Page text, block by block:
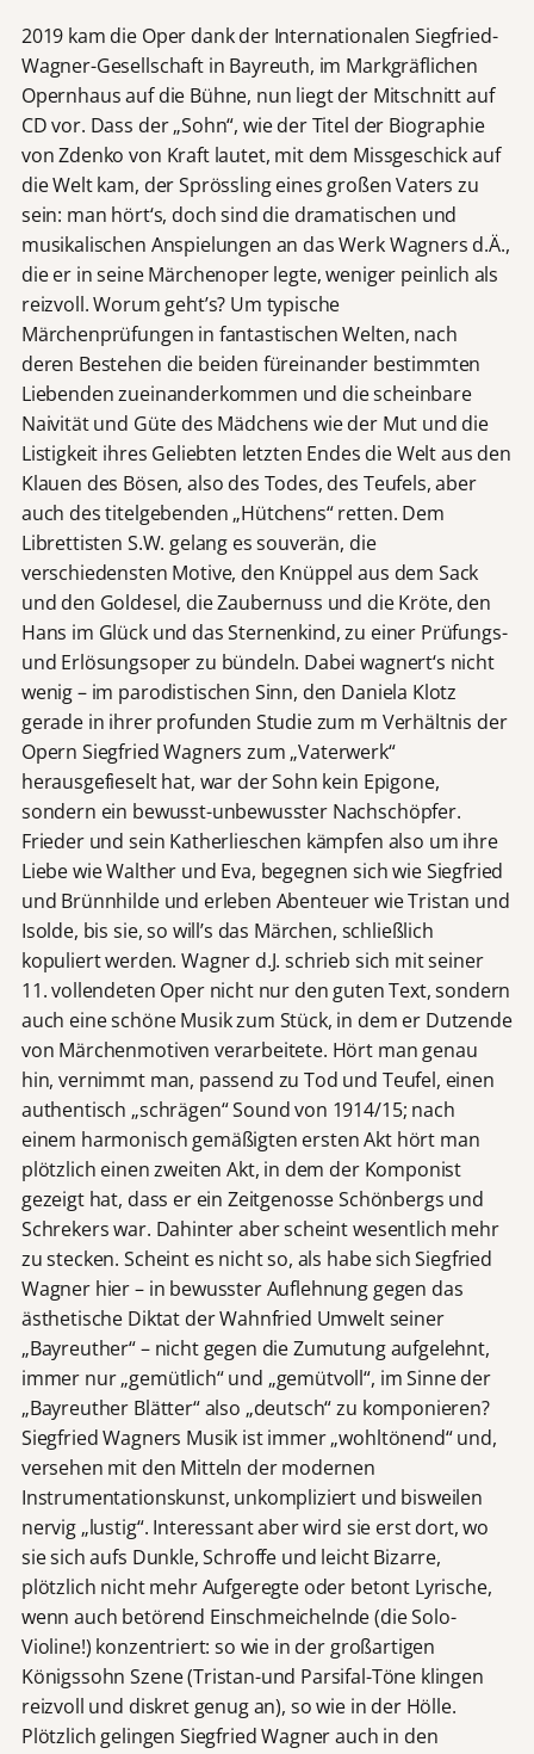
2019 kam die Oper dank der Internationalen Siegfried-
Wagner-Gesellschaft in Bayreuth, im Markgräflichen
Opernhaus auf die Bühne, nun liegt der Mitschnitt auf
CD vor. Dass der „Sohn“, wie der Titel der Biographie
von Zdenko von Kraft lautet, mit dem Missgeschick auf
die Welt kam, der Sprössling eines großen Vaters zu
sein: man hört‘s, doch sind die dramatischen und
musikalischen Anspielungen an das Werk Wagners d.Ä.,
die er in seine Märchenoper legte, weniger peinlich als
reizvoll. Worum geht’s? Um typische
Märchenprüfungen in fantastischen Welten, nach
deren Bestehen die beiden füreinander bestimmten
Liebenden zueinanderkommen und die scheinbare
Naivität und Güte des Mädchens wie der Mut und die
Listigkeit ihres Geliebten letzten Endes die Welt aus den
Klauen des Bösen, also des Todes, des Teufels, aber
auch des titelgebenden „Hütchens“ retten. Dem
Librettisten S.W. gelang es souverän, die
verschiedensten Motive, den Knüppel aus dem Sack
und den Goldesel, die Zaubernuss und die Kröte, den
Hans im Glück und das Sternenkind, zu einer Prüfungs-
und Erlösungsoper zu bündeln. Dabei wagnert‘s nicht
wenig – im parodistischen Sinn, den Daniela Klotz
gerade in ihrer profunden Studie zum m Verhältnis der
Opern Siegfried Wagners zum „Vaterwerk“
herausgefieselt hat, war der Sohn kein Epigone,
sondern ein bewusst-unbewusster Nachschöpfer.
Frieder und sein Katherlieschen kämpfen also um ihre
Liebe wie Walther und Eva, begegnen sich wie Siegfried
und Brünnhilde und erleben Abenteuer wie Tristan und
Isolde, bis sie, so will’s das Märchen, schließlich
kopuliert werden. Wagner d.J. schrieb sich mit seiner
11. vollendeten Oper nicht nur den guten Text, sondern
auch eine schöne Musik zum Stück, in dem er Dutzende
von Märchenmotiven verarbeitete. Hört man genau
hin, vernimmt man, passend zu Tod und Teufel, einen
authentisch „schrägen“ Sound von 1914/15; nach
einem harmonisch gemäßigten ersten Akt hört man
plötzlich einen zweiten Akt, in dem der Komponist
gezeigt hat, dass er ein Zeitgenosse Schönbergs und
Schrekers war. Dahinter aber scheint wesentlich mehr
zu stecken. Scheint es nicht so, als habe sich Siegfried
Wagner hier – in bewusster Auflehnung gegen das
ästhetische Diktat der Wahnfried Umwelt seiner
„Bayreuther“ – nicht gegen die Zumutung aufgelehnt,
immer nur „gemütlich“ und „gemütvoll“, im Sinne der
„Bayreuther Blätter“ also „deutsch“ zu komponieren?
Siegfried Wagners Musik ist immer „wohltönend“ und,
versehen mit den Mitteln der modernen
Instrumentationskunst, unkompliziert und bisweilen
nervig „lustig“. Interessant aber wird sie erst dort, wo
sie sich aufs Dunkle, Schroffe und leicht Bizarre,
plötzlich nicht mehr Aufgeregte oder betont Lyrische,
wenn auch betörend Einschmeichelnde (die Solo-
Violine!) konzentriert: so wie in der großartigen
Königssohn Szene (Tristan-und Parsifal-Töne klingen
reizvoll und diskret genug an), so wie in der Hölle.
Plötzlich gelingen Siegfried Wagner auch in den